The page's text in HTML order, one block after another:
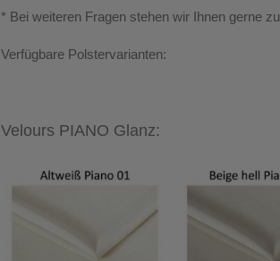
* Bei weiteren Fragen stehen wir Ihnen gerne
Verfügbare Polstervarianten:
Velours PIANO Glanz: